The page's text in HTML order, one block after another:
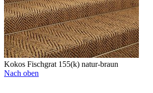
Kokos Fischgrat 155(k) natur-braun
Nach oben